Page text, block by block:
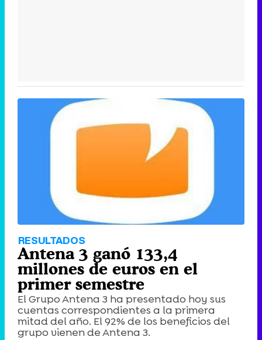
RESULTADOS
Antena 3 ganó 133,4
millones de euros en el
primer semestre
El Grupo Antena 3 ha presentado hoy sus
cuentas correspondientes a la primera
mitad del año. El 92% de los beneficios del
grupo vienen de Antena 3.